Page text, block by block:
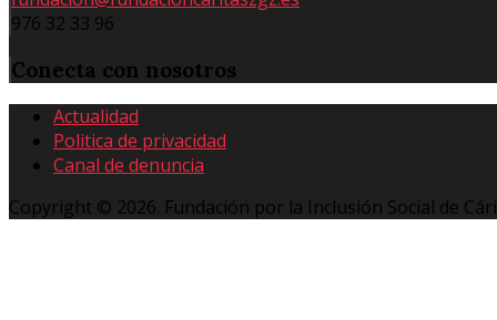
976 32 33 96
Conecta con nosotros
Actualidad
Politica de privacidad
Canal de denuncia
Copyright © 2026. Fundación por la Inclusión Social de